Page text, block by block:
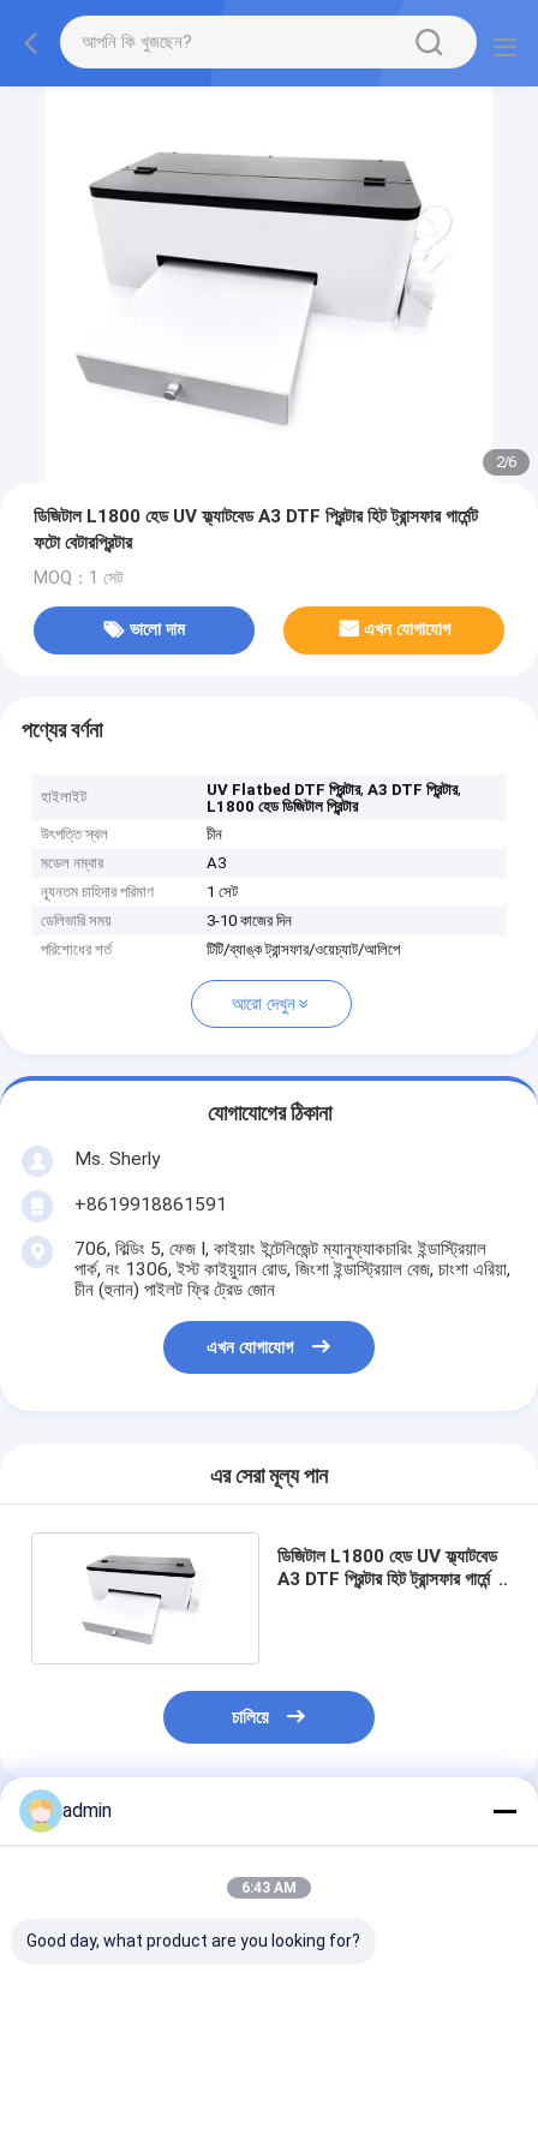
2/6
ডিজিটাল L1800 হেড UV ফ্ল্যাটবেড A3 DTF প্রিন্টার হিট ট্রান্সফার গার্মেন্ট
ফটো বেটারপ্রিন্টার
MOQ：1 সেট
ভালো দাম এখন যোগাযোগ
পণ্যের বর্ণনা
হাইলাইট UV Flatbed DTF প্রিন্টার,A3 DTF প্রিন্টার,
L1800 হেড ডিজিটাল প্রিন্টার
উৎপত্তি স্থল
চীন
মডেল নম্বার
A3
ন্যূনতম চাহিদার পরিমাণ
1 সেট
ডেলিভারি সময়
3-10 কাজের দিন
পরিশোধের শর্ত
টিটি/ব্যাঙ্ক ট্রান্সফার/ওয়েচ্যাট/আলিপে
আরো দেখুন
যোগাযোগের ঠিকানা
Ms. Sherly
+8619918861591
706, বিল্ডিং 5, ফেজ I, কাইয়াং ইন্টেলিজেন্ট ম্যানুফ্যাকচারিং ইন্ডাস্ট্রিয়াল
পার্ক, নং 1306, ইস্ট কাইয়ুয়ান রোড, জিংশা ইন্ডাস্ট্রিয়াল বেজ, চাংশা এরিয়া,
চীন (হুনান) পাইলট ফ্রি ট্রেড জোন
এখন যোগাযোগ
এর সেরা মূল্য পান
ডিজিটাল L1800 হেড UV ফ্ল্যাটবেড
A3 DTF প্রিন্টার হিট ট্রান্সফার গার্মেন্ট
চালিয়ে
প্রস্তাবিত পণ্য
admin
6:43 AM
Good day, what product are you looking for?